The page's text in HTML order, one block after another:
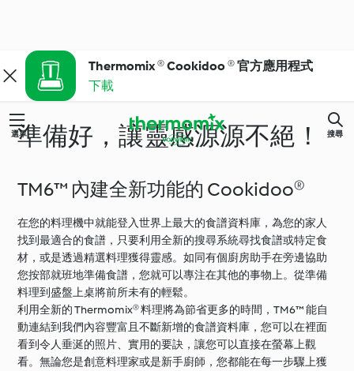
Thermomix ® Cookidoo ® 官方應用程式
下載
選單 搜尋
準備好，讓靈感源源不絕！
TM6™ 內建全新功能的 Cookidoo®
在您的料理機中就能登入世界上最大的食譜資料庫，為您的家人
找到最適合的食譜，只要利用全新的搜尋系統尋找食譜或特定食
材，或是透過精選料理獲得靈感。如同有個廚房助手在旁邊協助
您按部就班地準備食譜，您就可以專注在其他的事物上。從準備
料理到盛盤上桌將前所未有的輕鬆。
利用全新的 Thermomix® 料理將為節省更多的時間，TM6™ 能自
動連結到我們內容豐富且不斷新增的食譜資料庫，您可以在裡面
看到令人垂涎的照片、實用的要訣，讓您可以直接在螢幕上觀
看。無論您是創意料理家或是新手廚師，您都能在每一步驟上獲